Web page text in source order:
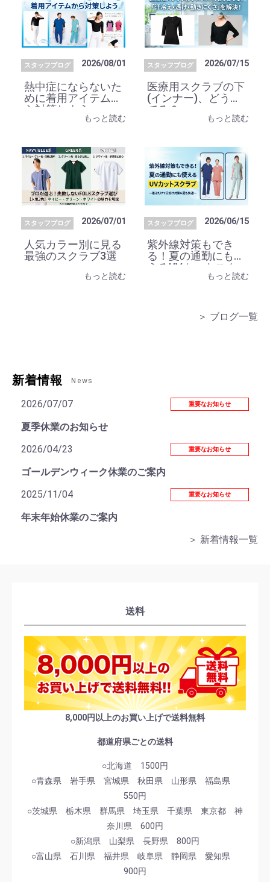
スタッフブログ 2026/08/01
熱中症にならないた
めに着用アイテムか
ら対策しよう
もっと読む
スタッフブログ 2026/07/15
医療用スクラブの下
(インナー)、どうし
てる？
もっと読む
スタッフブログ 2026/07/01
人気カラー別に見る
最強のスクラブ3選
もっと読む
スタッフブログ 2026/06/15
紫外線対策もでき
る！夏の通勤にも使
えるUVカットスク
もっと読む
＞ ブログ一覧
新着情報 News
2026/07/07 重要なお知らせ
夏季休業のお知らせ
2026/04/23
重要なお知らせ
ゴールデンウィーク休業のご案内
2025/11/04
重要なお知らせ
年末年始休業のご案内
＞ 新着情報一覧
送料
8,000円以上のお買い上げで送料無料
都道府県ごとの送料
○北海道 1500円
○青森県 岩手県 宮城県 秋田県 山形県 福島県
550円
○茨城県 栃木県 群馬県 埼玉県 千葉県 東京都 神
奈川県 600円
○新潟県 山梨県 長野県 800円
○富山県 石川県 福井県 岐阜県 静岡県 愛知県
900円